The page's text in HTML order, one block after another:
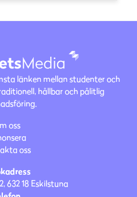
länken mellan studenter och
hållbar och pålitlig
oss
oss
632 18 Eskilstuna